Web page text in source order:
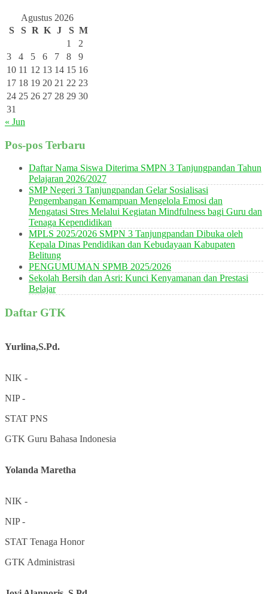
Agustus 2026
S
S R K J S M
1
2
3
4 5 6 7 8
9
10 11 12 13 14 15 16
17 18 19 20 21 22 23
24 25 26 27 28 29 30
31
« Jun
Pos-pos Terbaru
Daftar Nama Siswa Diterima SMPN 3 Tanjungpandan Tahun
Pelajaran 2026/2027
SMP Negeri 3 Tanjungpandan Gelar Sosialisasi
Pengembangan Kemampuan Mengelola Emosi dan
Mengatasi Stres Melalui Kegiatan Mindfulness bagi Guru dan
Tenaga Kependidikan
MPLS 2025/2026 SMPN 3 Tanjungpandan Dibuka oleh
Kepala Dinas Pendidikan dan Kebudayaan Kabupaten
Belitung
PENGUMUMAN SPMB 2025/2026
Sekolah Bersih dan Asri: Kunci Kenyamanan dan Prestasi
Belajar
Daftar GTK
Yurlina,S.Pd.
NIK -
NIP-
STAT PNS
GTK Guru Bahasa Indonesia
Yolanda Maretha
NIK -
NIP-
STAT Tenaga Honor
GTK Administrasi